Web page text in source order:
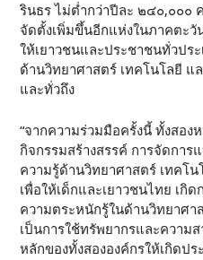
รินธร ไม่ต่ำกว่าปีละ ๒๔๐,๐๐๐
จัดตั้งเพิ่มขึ้นอีกแห่งในภาคตะวั
ให้เยาวชนและประชาชนทั่วปร
ด้านวิทยาศาสตร์ เทคโนโลยี แ
และทั่วถึง
“จากความร่วมมือครั้งนี้ ทั้งสอ
กิจกรรมสร้างสรรค์ การจัดการ
ความรู้ด้านวิทยาศาสตร์ เทคโ
เพื่อให้เด็กและเยาวชนไทย เกิ
ความตระหนักรู้ในด้านวิทยาศา
เป็นการใช้ทรัพยากรและความ
หลักของทั้งสององค์กรให้เกิดป